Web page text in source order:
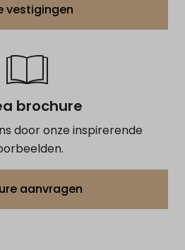
vestigingen
brochure
door onze inspirerende
aanvragen